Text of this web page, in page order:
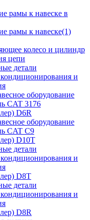
рамы к навеске в
рамы к навеске(1)
колесо и цилиндр
цепи
детали
и
оборудование
CAT 3176
D6R
оборудование
CAT C9
D10T
детали
и
D8T
детали
и
D8R